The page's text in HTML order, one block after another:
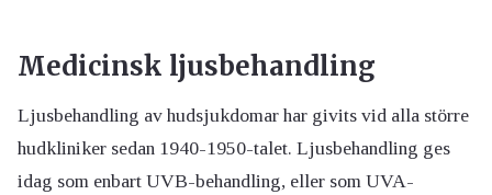
Medicinsk ljusbehandling
Ljusbehandling av hudsjukdomar har givits vid alla större
hudkliniker sedan 1940-1950-talet. Ljusbehandling ges
idag som enbart UVB-behandling, eller som UVA-